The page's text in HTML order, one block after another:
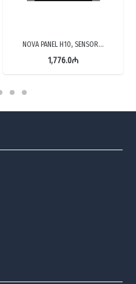
NOVA PANEL H10, SENSOR…
1,776.0₼